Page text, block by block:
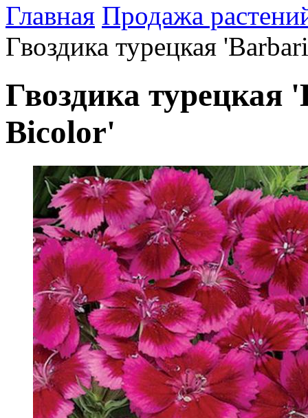
Главная Продажа
Гвоздика турецкая
Гвоздика турецкая
Bicolor'